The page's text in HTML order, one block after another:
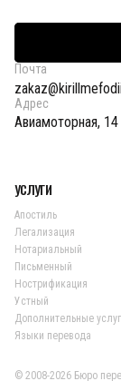
Почта
Адрес
Авиамоторная, 14
УСЛУГИ
Апостиль
Легализация
Нотариальный
Письменный
Нострификация
Устный
Дополнительные
Языки перевода
© 2008-2026 Бюро